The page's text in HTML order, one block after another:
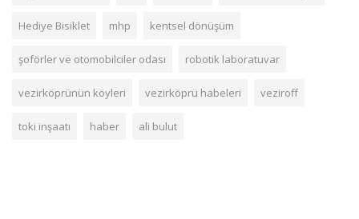
Hediye Bisiklet mhp kentsel dönüşüm
şoförler ve otomobilciler odası robotik laboratuvar
vezirköprünün köyleri vezirköprü habeleri veziroff
toki inşaatı haber ali bulut